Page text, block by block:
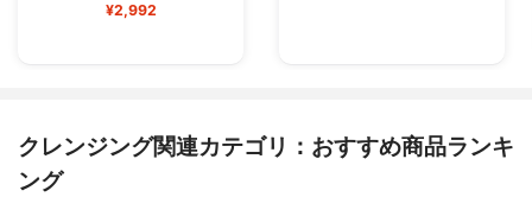
¥2,992
クレンジング関連カテゴリ：おすすめ商品ランキ
ング